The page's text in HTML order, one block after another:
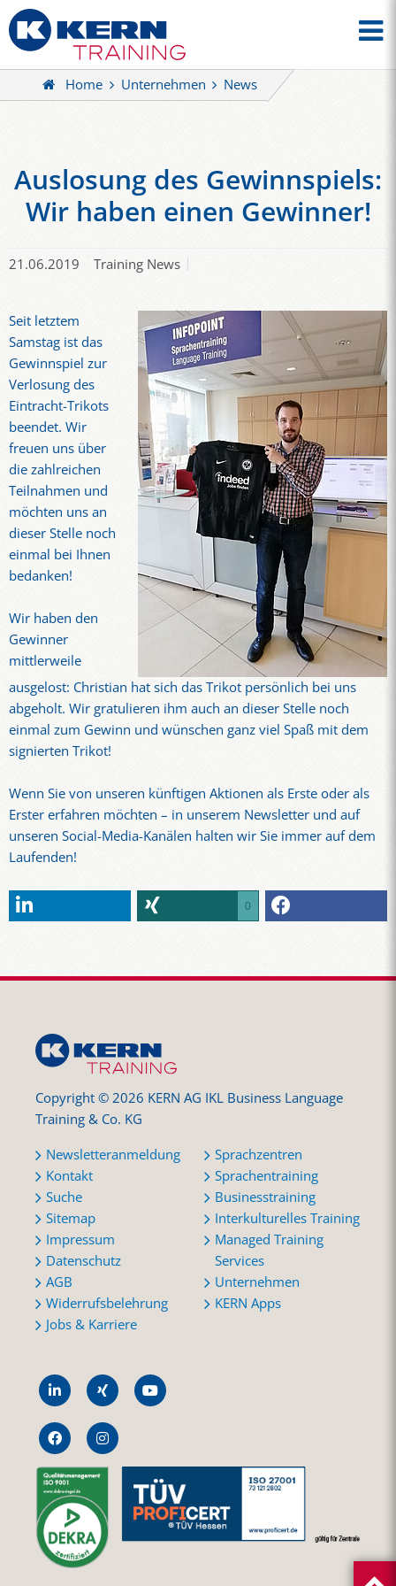
Home Unternehmen News
Auslosung des Gewinnspiels:
Wir haben einen Gewinner!
21.06.2019 Training News
Seit letztem
Samstag ist das
Gewinnspiel zur
Verlosung des
Eintracht-Trikots
beendet. Wir
freuen uns über
die zahlreichen
Teilnahmen und
möchten uns an
dieser Stelle noch
einmal bei Ihnen
bedanken!
Wir haben den
Gewinner
mittlerweile
ausgelost: Christian hat sich das Trikot persönlich bei uns
abgeholt. Wir gratulieren ihm auch an dieser Stelle noch
einmal zum Gewinn und wünschen ganz viel Spaß mit dem
signierten Trikot!
Wenn Sie von unseren künftigen Aktionen als Erste oder als
Erster erfahren möchten – in unserem Newsletter und auf
unseren Social-Media-Kanälen halten wir Sie immer auf dem
Laufenden!
0
Copyright © 2026 KERN AG IKL Business Language
Training & Co. KG
Newsletteranmeldung
Kontakt
Suche
Sitemap
Impressum
Datenschutz
AGB
Widerrufsbelehrung
Jobs & Karriere
Sprachzentren
Sprachentraining
Businesstraining
Interkulturelles Training
Managed Training
Services
Unternehmen
KERN Apps